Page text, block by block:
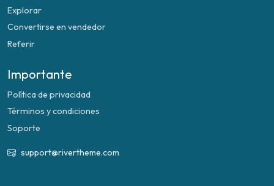
Explorar
Convertirse en vendedor
Referir
Importante
Política de privacidad
Términos y condiciones
Soporte
support@rivertheme.com